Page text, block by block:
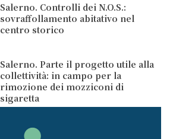
Salerno. Controlli dei N.O.S.:
sovraffollamento abitativo nel
centro storico
Salerno. Parte il progetto utile alla
collettività: in campo per la
rimozione dei mozziconi di
sigaretta